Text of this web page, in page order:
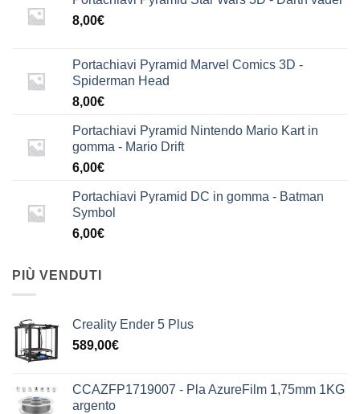
8,00€
Portachiavi Pyramid Marvel Comics 3D -
Spiderman Head
8,00€
Portachiavi Pyramid Nintendo Mario Kart in
gomma - Mario Drift
6,00€
Portachiavi Pyramid DC in gomma - Batman
Symbol
6,00€
PIÙ VENDUTI
Creality Ender 5 Plus
589,00€
CCAZFP1719007 - Pla AzureFilm 1,75mm 1KG
argento